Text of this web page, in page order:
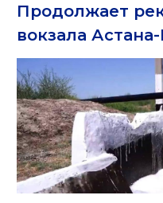
Продолжает
вокзала Астана-I